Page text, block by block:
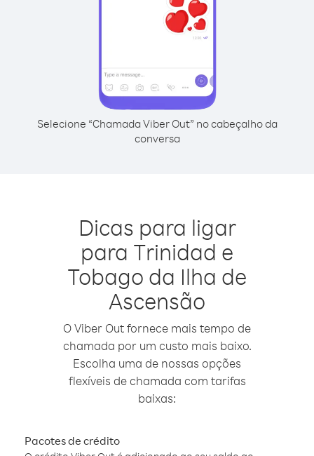
Selecione “Chamada Viber Out” no cabeçalho da
conversa
Dicas para ligar
para Trinidad e
Tobago da Ilha de
Ascensão
O Viber Out fornece mais tempo de
chamada por um custo mais baixo.
Escolha uma de nossas opções
flexíveis de chamada com tarifas
baixas:
Pacotes de crédito